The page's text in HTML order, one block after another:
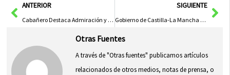
AntANTERIOR
Cabañero Destaca Admiración y Gratitud de la Diputación Hacia la Policía Nacional en el Día de su Patrón
SIGUIENTE
Gobierno de Castilla-La Mancha Aboga por Igualdad Fiscal y Financiación Autonómica Justa
Otras Fuentes
A través de "Otras fuentes" publicamos artículos
relacionados de otros medios, notas de prensa, o